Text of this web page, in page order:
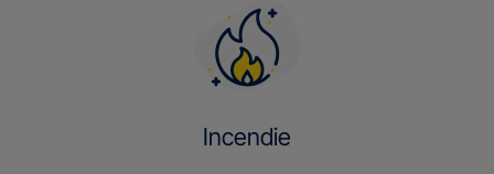
Incendie